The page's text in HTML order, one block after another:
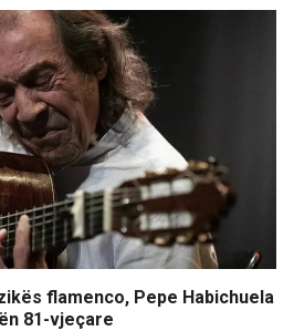
flamenco, Pepe Habichuela
81-vjeçare